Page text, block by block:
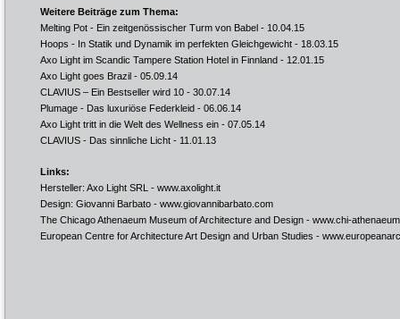
Weitere Beiträge zum Thema:
Melting Pot - Ein zeitgenössischer Turm von Babel - 10.04.15
Hoops - In Statik und Dynamik im perfekten Gleichgewicht - 18.03.15
Axo Light im Scandic Tampere Station Hotel in Finnland - 12.01.15
Axo Light goes Brazil - 05.09.14
CLAVIUS – Ein Bestseller wird 10 - 30.07.14
Plumage - Das luxuriöse Federkleid - 06.06.14
Axo Light tritt in die Welt des Wellness ein - 07.05.14
CLAVIUS - Das sinnliche Licht - 11.01.13
Links:
Hersteller: Axo Light SRL - www.axolight.it
Design: Giovanni Barbato - www.giovannibarbato.com
The Chicago Athenaeum Museum of Architecture and Design - www.chi-
European Centre for Architecture Art Design and Urban Studies -